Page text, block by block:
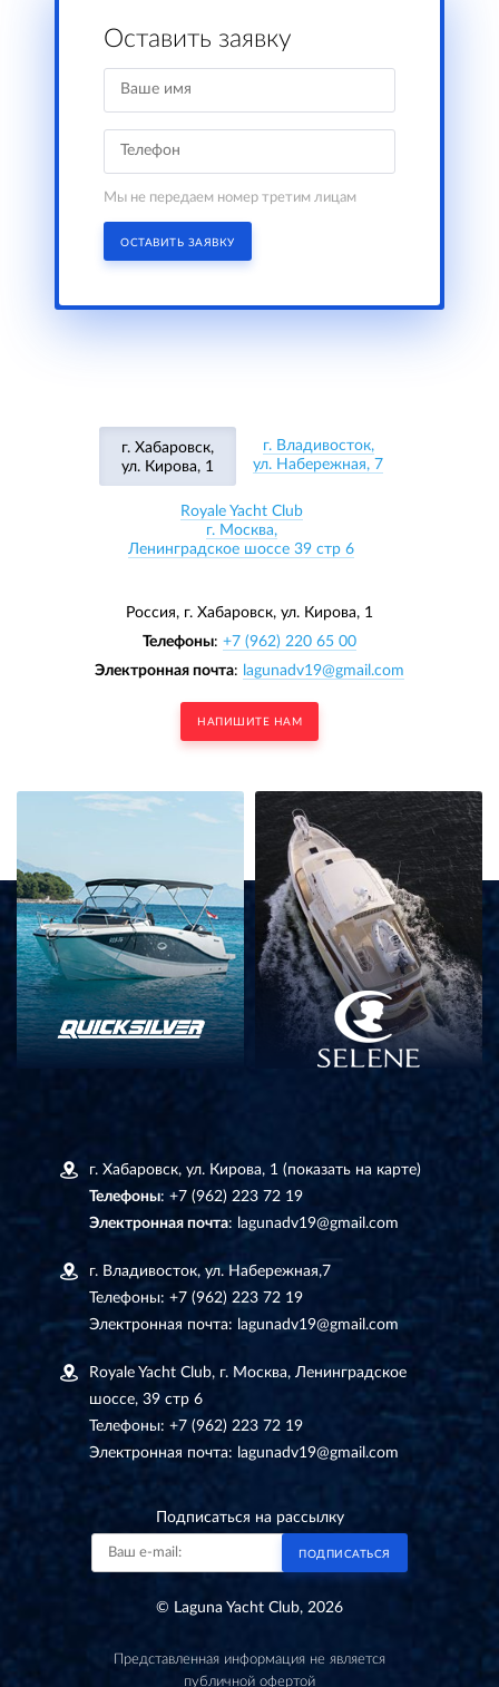
Оставить заявку
Мы не передаем номер третим лицам
ОСТАВИТЬ ЗАЯВКУ
г. Хабаровск,
ул. Кирова, 1
г. Владивосток,
ул. Набережная, 7
Royale Yacht Club
г. Москва,
Ленинградское шоссе 39 стр 6
Россия, г. Хабаровск, ул. Кирова, 1
Телефоны: +7 (962) 220 65 00
Электронная почта: lagunadv19@gmail.com
НАПИШИТЕ НАМ
г. Хабаровск, ул. Кирова, 1 (показать на карте)
Телефоны: +7 (962) 223 72 19
Электронная почта: lagunadv19@gmail.com
г. Владивосток, ул. Набережная,7
Телефоны: +7 (962) 223 72 19
Электронная почта: lagunadv19@gmail.com
Royale Yacht Club, г. Москва, Ленинградское
шоссе, 39 стр 6
Телефоны: +7 (962) 223 72 19
Электронная почта: lagunadv19@gmail.com
Подписаться на рассылку
ПОДПИСАТЬСЯ
© Laguna Yacht Club, 2026
Представленная информация не является
публичной офертой